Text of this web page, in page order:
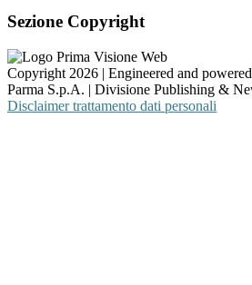
Sezione Copyright
Copyright 2026 | Engineered and
Parma S.p.A. | Divisione Publishing &
Disclaimer trattamento dati personali